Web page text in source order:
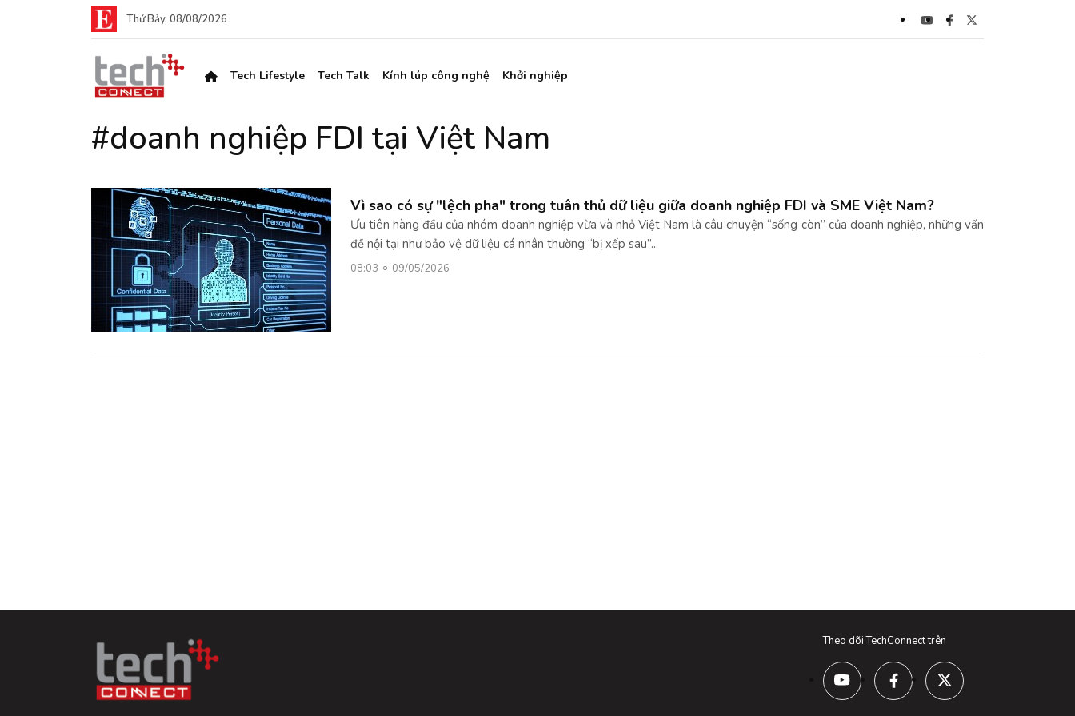
Thứ Bảy, 08/08/2026
Tech Lifestyle Tech Talk Kính lúp công nghệ Khởi nghiệp
#doanh nghiệp FDI tại Việt Nam
Vì sao có sự "lệch pha" trong tuân thủ dữ liệu giữa doanh nghiệp FDI và SME Việt Nam?
Ưu tiên hàng đầu của nhóm doanh nghiệp vừa và nhỏ Việt Nam là câu chuyện “sống còn” của doanh nghiệp, những vấn
đề nội tại như bảo vệ dữ liệu cá nhân thường “bị xếp sau”...
08:03 09/05/2026
Theo dõi TechConnect trên